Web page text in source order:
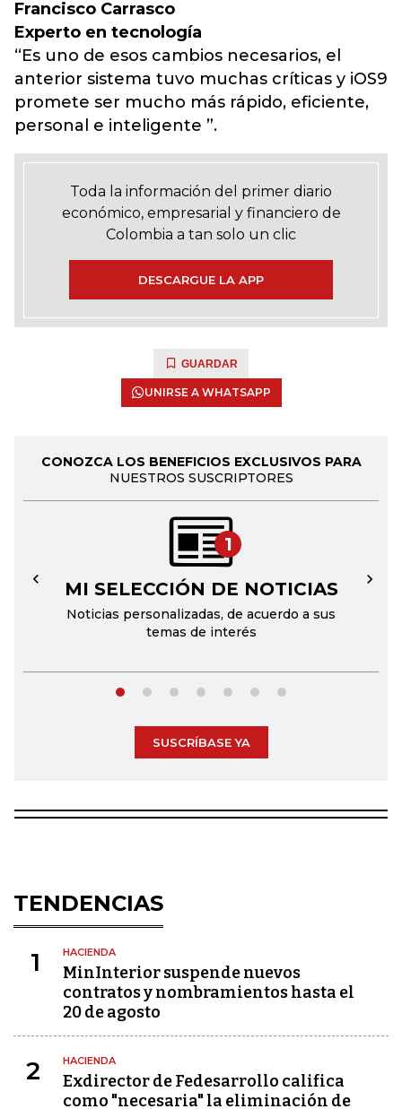
Francisco Carrasco
Experto en tecnología
“Es uno de esos cambios necesarios, el
anterior sistema tuvo muchas críticas y iOS9
promete ser mucho más rápido, eficiente,
personal e inteligente ”.
Toda la información del primer diario
económico, empresarial y financiero de
Colombia a tan solo un clic
DESCARGUE LA APP
GUARDAR
UNIRSE A WHATSAPP
CONOZCA LOS BENEFICIOS EXCLUSIVOS PARA
NUESTROS SUSCRIPTORES
1
MI SELECCIÓN DE NOTICIAS
Noticias personalizadas, de acuerdo a sus
temas de interés
← →
SUSCRÍBASE YA
TENDENCIAS
1 HACIENDA
MinInterior suspende nuevos
contratos y nombramientos hasta el
20 de agosto
2 HACIENDA
Exdirector de Fedesarrollo califica
como "necesaria" la eliminación de